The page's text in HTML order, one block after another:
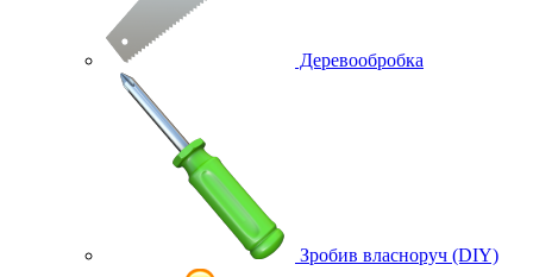
Деревообробка
Зробив власноруч (DIY)